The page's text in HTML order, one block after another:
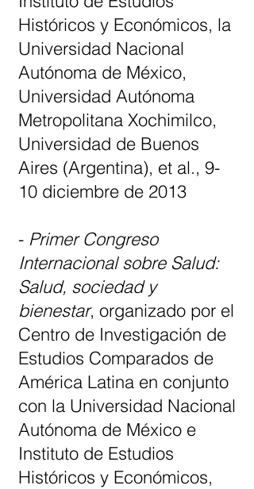
Históricos y Económicos, la
Universidad Nacional
Autónoma de México,
Universidad Autónoma
Metropolitana Xochimilco,
Universidad de Buenos
Aires (Argentina), et al., 9-
10 diciembre de 2013
- Primer Congreso
Internacional sobre Salud:
Salud, sociedad y
bienestar, organizado por el
Centro de Investigación de
Estudios Comparados de
América Latina en conjunto
con la Universidad Nacional
Autónoma de México e
Instituto de Estudios
Históricos y Económicos,